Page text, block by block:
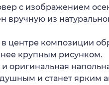
с изображением
вручную из
центре композиции
крупным рисунком.
и оригинальная
и станет ярким